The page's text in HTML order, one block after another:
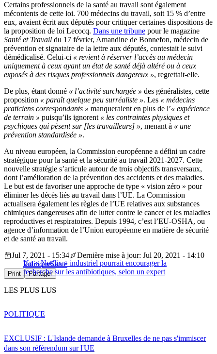
Certains professionnels de la santé au travail sont également
mécontents de cette loi. 700 médecins du travail, soit 15 % d’entre
eux, avaient écrit aux députés pour critiquer certaines dispositions de
la proposition de loi Lecocq. Dans une tribune pour le magazine
Santé et Travail du 17 février, Amandine de Bonnefon, médecin de
prévention et signataire de la lettre aux députés, contestait le suivi
démédicalisé. Celui-ci « revient à réserver l’accès au médecin
uniquement à ceux ayant un état de santé déjà altéré ou à ceux
exposés à des risques professionnels dangereux », regrettait-elle.
De plus, étant donné « l’activité surchargée » des généralistes, cette
proposition « paraît quelque peu surréaliste ». Les « médecins
praticiens correspondants » manqueraient en plus de l’« expérience
de terrain » puisqu’ils ignorent « les contraintes physiques et
psychiques qui pèsent sur [les travailleurs] », menant à « une
prévention standardisée ».
Au niveau européen, la Commission européenne a défini un cadre
stratégique pour la santé et la sécurité au travail 2021-2027. Cette
nouvelle stratégie s’articule autour de trois objectifs transversaux,
dont l’amélioration de la prévention des accidents et des maladies.
Le but est de favoriser une approche de type « vision zéro » pour
éliminer les décès liés au travail dans l’UE. La Commission
actualisera également les règles de l’UE relatives aux substances
chimiques dangereuses afin de lutter contre le cancer et les maladies
reproductives et respiratoires. Depuis 1994, c’est l’EU-OSHA, ou
agence d’information de l’Union européenne en matière de sécurité
et de santé au travail.
Un « Netflix » industriel pourrait encourager la
recherche sur les antibiotiques, selon un expert
Jul 7, 2021 - 15:34
Dernière mise à jour: Jul 20, 2021 - 14:10
PolitiqueSanté
Print Partager
LES PLUS LUS
EXCLUSIF : L'Islande demande à Bruxelles de ne pas s'immiscer
dans son référendum sur l'UE
POLITIQUE